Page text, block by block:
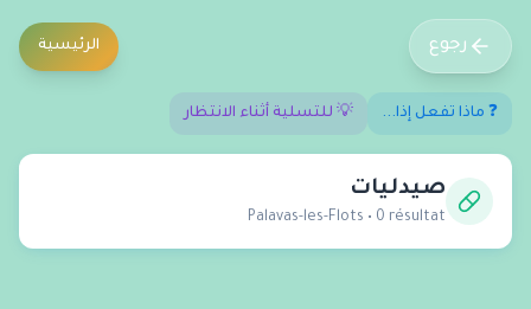
رجوع الرئيسية
❓ ماذا تفعل إذا... 💡 للتسلية أثناء الانتظار
صيدليات
Palavas-les-Flots • 0 résultat